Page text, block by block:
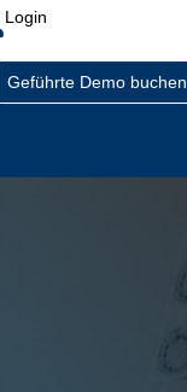
Login
Geführte Demo buchen